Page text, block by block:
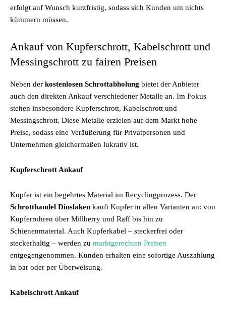
erfolgt auf Wunsch kurzfristig, sodass sich Kunden um nichts
kümmern müssen.
Ankauf von Kupferschrott, Kabelschrott und
Messingschrott zu fairen Preisen
Neben der kostenlosen Schrottabholung bietet der Anbieter
auch den direkten Ankauf verschiedener Metalle an. Im Fokus
stehen insbesondere Kupferschrott, Kabelschrott und
Messingschrott. Diese Metalle erzielen auf dem Markt hohe
Preise, sodass eine Veräußerung für Privatpersonen und
Unternehmen gleichermaßen lukrativ ist.
Kupferschrott Ankauf
Kupfer ist ein begehrtes Material im Recyclingprozess. Der
Schrotthandel Dinslaken kauft Kupfer in allen Varianten an: von
Kupferrohren über Millberry und Raff bis hin zu
Schienenmaterial. Auch Kupferkabel – steckerfrei oder
steckerhaltig – werden zu marktgerechten Preisen
entgegengenommen. Kunden erhalten eine sofortige Auszahlung
in bar oder per Überweisung.
Kabelschrott Ankauf